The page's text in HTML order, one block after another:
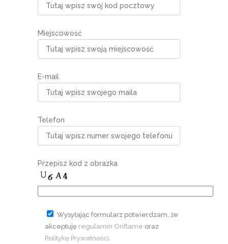
Miejscowość
E-mail
Telefon
Przepisz kod z obrazka
Wysyłając formularz potwierdzam, że
akceptuję regulamin Oriflame oraz
Politykę Prywatności